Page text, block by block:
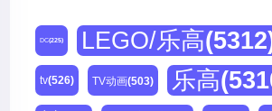
DC(225) LEGO/乐高
tv(526) TV动画(503) 乐高